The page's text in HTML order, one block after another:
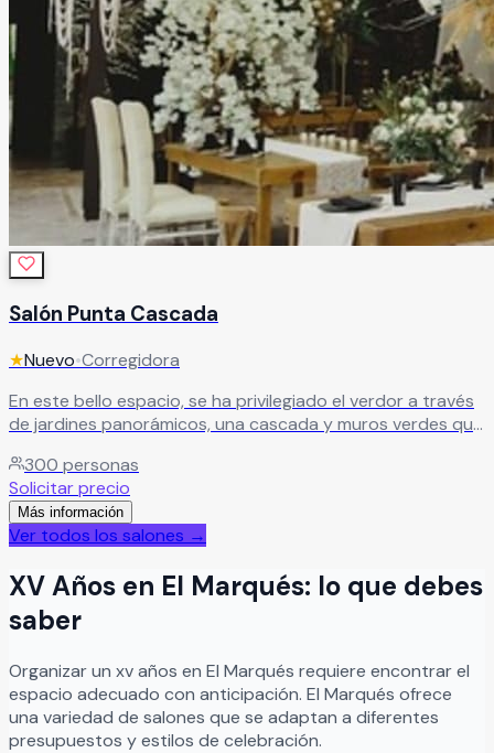
Salón Punta Cascada
★Nuevo•Corregidora
En este bello espacio, se ha privilegiado el verdor a través
de jardines panorámicos, una cascada y muros verdes que
vanguardista y la versatilidad de sus instalaciones les
permitirán disfrutar de un evento inolvidable. El cambio de
estación hace sentir el paso del tiempo.
300 personas
Solicitar precio
Más información
Ver todos los salones →
XV Años en El Marqués: lo que debes
saber
Organizarun xv años en El Marqués requiere encontrar el
espacio adecuado con anticipación. El Marqués ofrece
una variedad de salones que se adaptan a diferentes
presupuestos y estilos de celebración.